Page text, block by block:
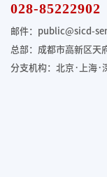
028-85222902
邮件：public@sicd-
总部：成都市高新区天
分支机构：北京·上海·